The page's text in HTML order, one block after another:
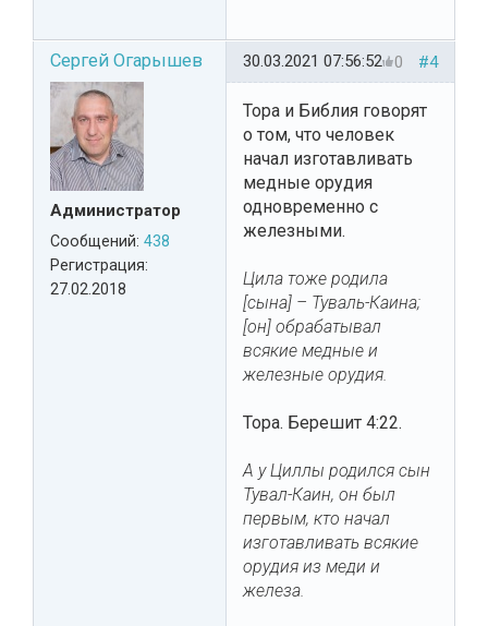
Сергей Огарышев
Администратор
Сообщений: 438
Регистрация:
27.02.2018
#4
0
30.03.2021 07:56:52
Тора и Библия говорят
о том, что человек
начал изготавливать
медные орудия
одновременно с
железными.
Цила тоже родила
[сына] – Туваль-Каина;
[он] обрабатывал
всякие медные и
железные орудия.
Тора. Берешит 4:22.
А у Циллы родился сын
Тувал-Каин, он был
первым, кто начал
изготавливать всякие
орудия из меди и
железа.